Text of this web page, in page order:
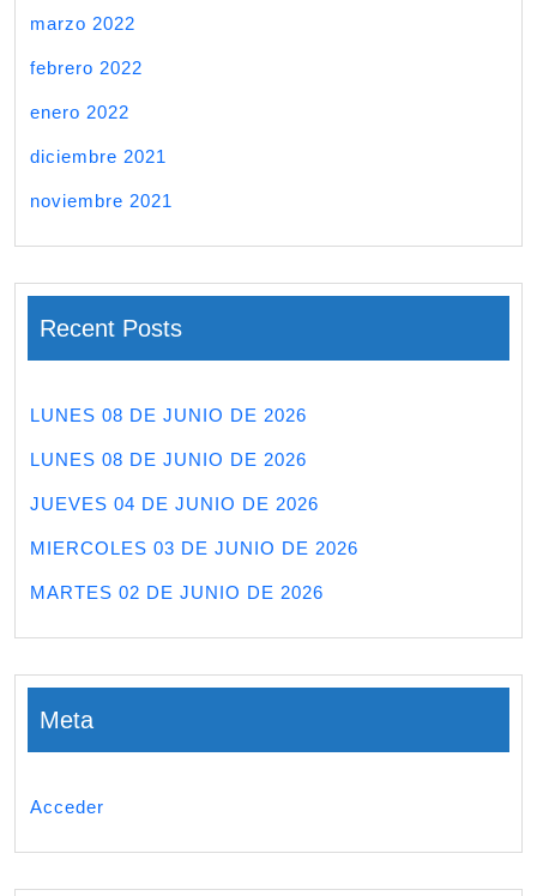
marzo 2022
febrero 2022
enero 2022
diciembre 2021
noviembre 2021
Recent Posts
LUNES 08 DE JUNIO DE 2026
LUNES 08 DE JUNIO DE 2026
JUEVES 04 DE JUNIO DE 2026
MIERCOLES 03 DE JUNIO DE 2026
MARTES 02 DE JUNIO DE 2026
Meta
Acceder